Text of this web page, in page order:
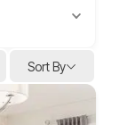
Sort By